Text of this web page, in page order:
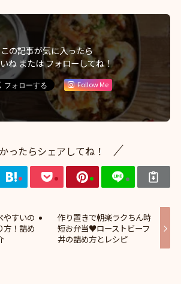
この記事が気に入ったら
ね または フォローしてね！
Follow Me
ったらシェアしてね！
やすいの
方！詰め
作り置きで朝楽ラクちん時
短お弁当♥ローストビーフ
丼の詰め方とレシピ